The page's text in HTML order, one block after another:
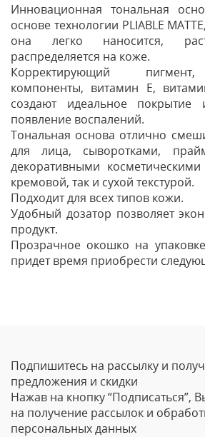
Инновационная тональная
основе технологии PLIABLE
она легко наносится,
распределяется на коже.
Корректирующий
компоненты, витамин Е,
создают идеальное покрытие
появление воспалений.
Тональная основа отлично
для лица, сыворотками,
декоративными
кремовой, так и сухой текстурой.
Подходит для всех типов кожи.
Удобный дозатор позволяет
продукт.
Прозрачное окошко на
придет время приобрести
Ваше Имя
Email
Подпишитесь на рассылку и
предложения и скидки
Нажав на кнопку “Подписаться”,
на получение рассылок и
персональных данных